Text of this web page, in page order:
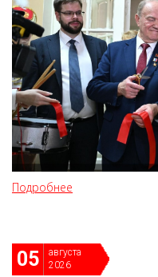
Подробнее
05
августа
2026